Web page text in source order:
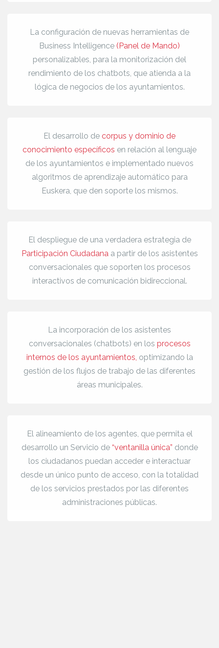
La configuración de nuevas herramientas de
Business Intelligence (Panel de Mando)
personalizables, para la monitorización del
rendimiento de los chatbots, que atienda a la
lógica de negocios de los ayuntamientos.
El desarrollo de corpus y dominio de
conocimiento específicos en relación al lenguaje
de los ayuntamientos e implementado nuevos
algoritmos de aprendizaje automático para
Euskera, que den soporte los mismos.
El despliegue de una verdadera estrategia de
Participación Ciudadanaa partir de los asistentes
conversacionales que soporten los procesos
interactivos de comunicación bidireccional.
La incorporación de los asistentes
conversacionales (chatbots) en los procesos
internos de los ayuntamientos, optimizando la
gestión de los flujos de trabajo de las diferentes
áreas municipales.
El alineamiento de los agentes, que permita el
desarrollo un Servicio de “ventanilla única” donde
los ciudadanos puedan acceder e interactuar
desde un único punto de acceso, con la totalidad
de los servicios prestados por las diferentes
administraciones públicas.